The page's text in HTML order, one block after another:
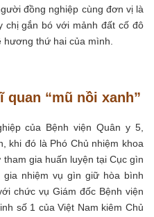
đồng nghiệp cùng đơn vị là
chị gắn bó với mảnh đất cố đô
hương thứ hai của mình.
quan “mũ nồi xanh”
của Bệnh viện Quân y 5,
khi đó là Phó Chủ nhiệm khoa
gia huấn luyện tại Cục gìn
nhiệm vụ gìn giữ hòa bình
chức vụ Giám đốc Bệnh viện
số 1 của Việt Nam kiêm Chủ